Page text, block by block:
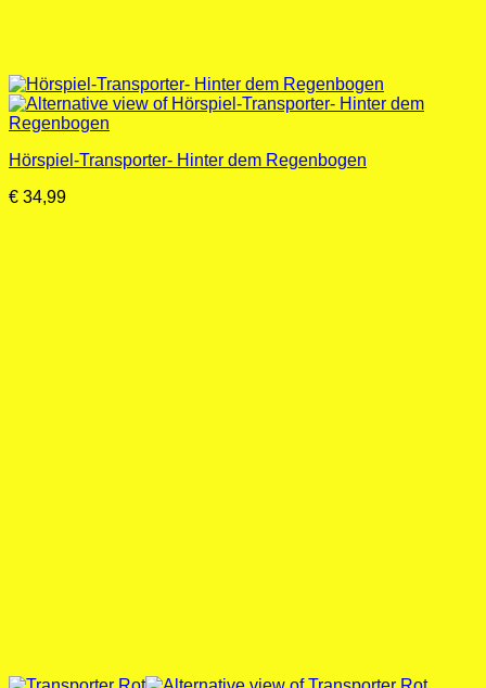
Hörspiel-Transporter- Hinter dem Regenbogen
€ 34,99